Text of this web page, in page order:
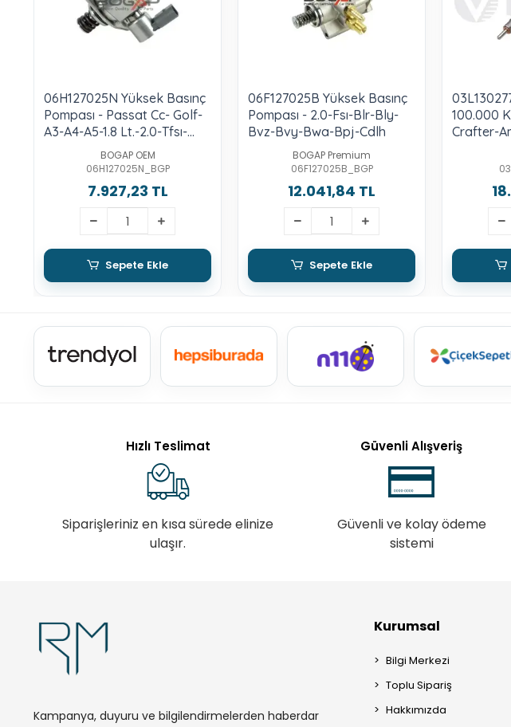
06H127025N Yüksek Basınç
Pompası - Passat Cc- Golf-
A3-A4-A5-1.8 Lt.-2.0-Tfsı-
Cdaa-Cdab-Bzb
BOGAP OEM
06H127025N_BGP
7.927,23 TL
Sepete Ekle
06F127025B Yüksek Basınç
Pompası - 2.0-Fsı-Blr-Bly-
Bvz-Bvy-Bwa-Bpj-Cdlh
BOGAP Premium
06F127025B_BGP
12.041,84 TL
Sepete Ekle
100.000
Crafter-
2.0-Tdı-
Cglc-Cgld
Hızlı Teslimat
Siparişleriniz en kısa sürede elinize
ulaşır.
Güvenli Alışveriş
Güvenli ve kolay ödeme
sistemi
Kampanya, duyuru ve bilgilendirmelerden haberdar
Kurumsal
Bilgi Merkezi
Toplu Sipariş
Hakkımızda